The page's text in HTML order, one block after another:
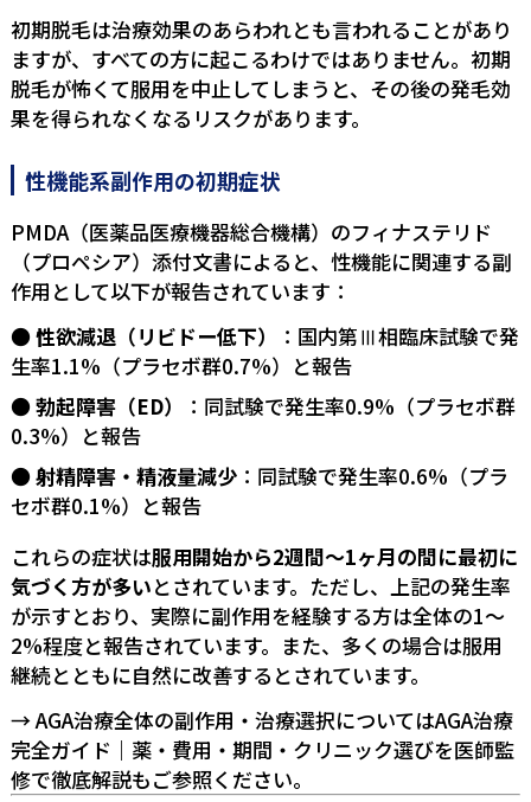
初期脱毛は治療効果のあらわれとも言われることがあり
ますが、すべての方に起こるわけではありません。初期
脱毛が怖くて服用を中止してしまうと、その後の発毛効
果を得られなくなるリスクがあります。
性機能系副作用の初期症状
PMDA（医薬品医療機器総合機構）のフィナステリド
（プロペシア）添付文書によると、性機能に関連する副
作用として以下が報告されています：
性欲減退（リビドー低下）
：国内第Ⅲ相臨床試験で発
生率1.1%（プラセボ群0.7%）と報告
勃起障害（ED）
：同試験で発生率0.9%（プラセボ群
0.3%）と報告
射精障害・精液量減少 ：同試験で発生率0.6%（プラ
セボ群0.1%）と報告
これらの症状は服用開始から2週間〜1ヶ月の間に最初に
気づく方が多いとされています。ただし、上記の発生率
が示すとおり、実際に副作用を経験する方は全体の1〜
2%程度と報告されています。また、多くの場合は服用
継続とともに自然に改善するとされています。
→ AGA治療全体の副作用・治療選択についてはAGA治療
完全ガイド｜薬・費用・期間・クリニック選びを医師監
修で徹底解説もご参照ください。